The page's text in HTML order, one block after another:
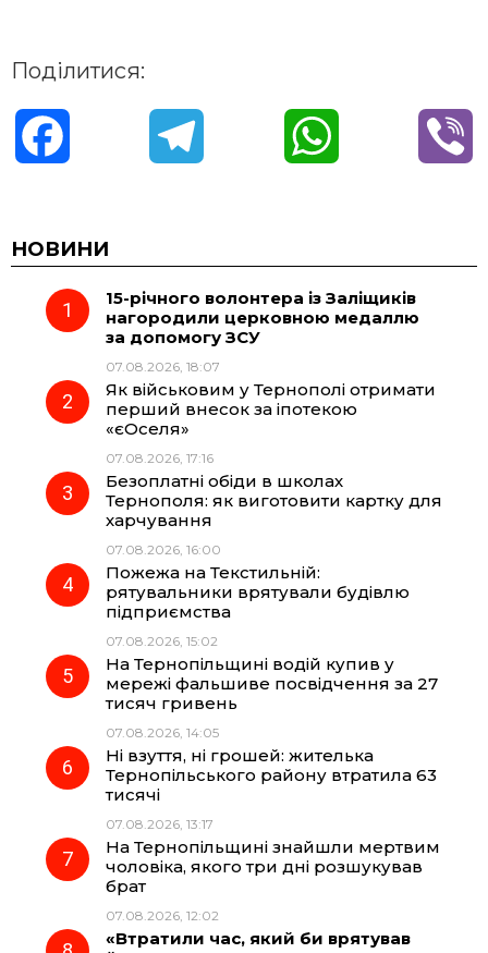
Поділитися:
c
e
o
k
e
g
r
a
m
t
A
НОВИНИ
15-річного волонтера із Заліщиків
нагородили церковною медаллю
за допомогу ЗСУ
07.08.2026, 18:07
Як військовим у Тернополі отримати
перший внесок за іпотекою
«єОселя»
07.08.2026, 17:16
Безоплатні обіди в школах
Тернополя: як виготовити картку для
харчування
07.08.2026, 16:00
Пожежа на Текстильній:
рятувальники врятували будівлю
підприємства
07.08.2026, 15:02
На Тернопільщині водій купив у
мережі фальшиве посвідчення за 27
тисяч гривень
07.08.2026, 14:05
Ні взуття, ні грошей: жителька
Тернопільського району втратила 63
тисячі
07.08.2026, 13:17
На Тернопільщині знайшли мертвим
чоловіка, якого три дні розшукував
брат
07.08.2026, 12:02
«Втратили час, який би врятував